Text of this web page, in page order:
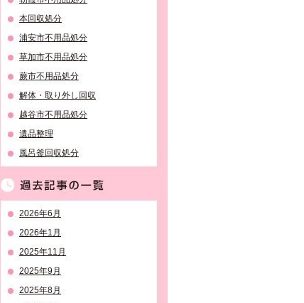
本回収処分
浦安市不用品処分
草加市不用品処分
蕨市不用品処分
解体・取り外し回収
越谷市不用品処分
遺品整理
風呂釜回収処分
2026年6月
2026年1月
2025年11月
2025年9月
2025年8月